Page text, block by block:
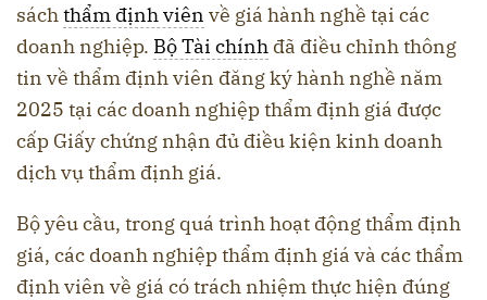
sáchthẩm định viên về giá hành nghề tại các
doanh nghiệp. Bộ Tài chính đã điều chỉnh thông
tin về thẩm định viên đăng ký hành nghề năm
2025 tại các doanh nghiệp thẩm định giá được
cấp Giấy chứng nhận đủ điều kiện kinh doanh
dịch vụ thẩm định giá.
Bộ yêu cầu, trong quá trình hoạt động thẩm định
giá, các doanh nghiệp thẩm định giá và các thẩm
định viên về giá có trách nhiệm thực hiện đúng